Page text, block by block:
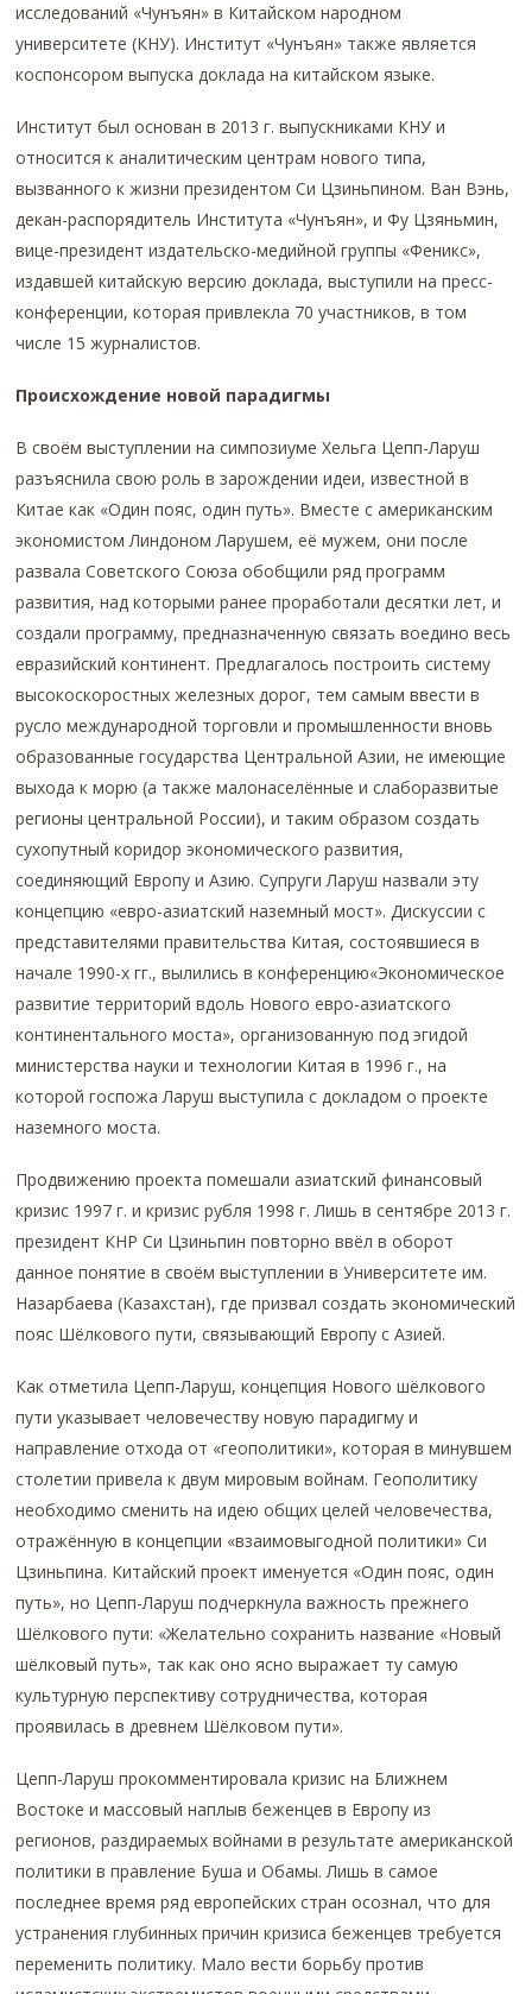
исследований «Чунъян» в Китайском народном
университете (КНУ). Институт «Чунъян» также является
коспонсором выпуска доклада на китайском языке.
Институт был основан в 2013 г. выпускниками КНУ и
относится к аналитическим центрам нового типа,
вызванного к жизни президентом Си Цзиньпином. Ван Вэнь,
декан-распорядитель Института «Чунъян», и Фу Цзяньмин,
вице-президент издательско-медийной группы «Феникс»,
издавшей китайскую версию доклада, выступили на пресс-
конференции, которая привлекла 70 участников, в том
числе 15 журналистов.
Происхождение новой парадигмы
В своём выступлении на симпозиуме Хельга Цепп-Ларуш
разъяснила свою роль в зарождении идеи, известной в
Китае как «Один пояс, один путь». Вместе с американским
экономистом Линдоном Ларушем, её мужем, они после
развала Советского Союза обобщили ряд программ
развития, над которыми ранее проработали десятки лет, и
создали программу, предназначенную связать воедино весь
евразийский континент. Предлагалось построить систему
высокоскоростных железных дорог, тем самым ввести в
русло международной торговли и промышленности вновь
образованные государства Центральной Азии, не имеющие
выхода к морю (а также малонаселённые и слаборазвитые
регионы центральной России), и таким образом создать
сухопутный коридор экономического развития,
соединяющий Европу и Азию. Супруги Ларуш назвали эту
концепцию «евро-азиатский наземный мост». Дискуссии с
представителями правительства Китая, состоявшиеся в
начале 1990-х гг., вылились в конференцию«Экономическое
развитие территорий вдоль Нового евро-азиатского
континентального моста», организованную под эгидой
министерства науки и технологии Китая в 1996 г., на
которой госпожа Ларуш выступила с докладом о проекте
наземного моста.
Продвижению проекта помешали азиатский финансовый
кризис 1997 г. и кризис рубля 1998 г. Лишь в сентябре 2013 г.
президент КНР Си Цзиньпин повторно ввёл в оборот
данное понятие в своём выступлении в Университете им.
Назарбаева (Казахстан), где призвал создать экономический
пояс Шёлкового пути, связывающий Европу с Азией.
Как отметила Цепп-Ларуш, концепция Нового шёлкового
пути указывает человечеству новую парадигму и
направление отхода от «геополитики», которая в минувшем
столетии привела к двум мировым войнам. Геополитику
необходимо сменить на идею общих целей человечества,
отражённую в концепции «взаимовыгодной политики» Си
Цзиньпина. Китайский проект именуется «Один пояс, один
путь», но Цепп-Ларуш подчеркнула важность прежнего
Шёлкового пути: «Желательно сохранить название «Новый
шёлковый путь», так как оно ясно выражает ту самую
культурную перспективу сотрудничества, которая
проявилась в древнем Шёлковом пути».
Цепп-Ларуш прокомментировала кризис на Ближнем
Востоке и массовый наплыв беженцев в Европу из
регионов, раздираемых войнами в результате американской
политики в правление Буша и Обамы. Лишь в самое
последнее время ряд европейских стран осознал, что для
устранения глубинных причин кризиса беженцев требуется
переменить политику. Мало вести борьбу против